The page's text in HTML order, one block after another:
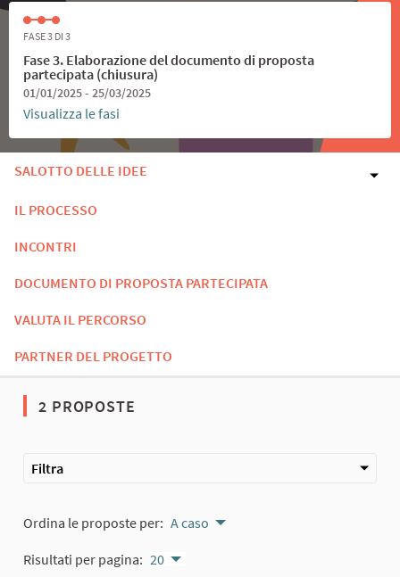
FASE 3 DI 3
Fase 3. Elaborazione del documento di proposta
partecipata (chiusura)
01/01/2025 - 25/03/2025
Visualizza le fasi
SALOTTO DELLE IDEE
IL PROCESSO
INCONTRI
DOCUMENTO DI PROPOSTA PARTECIPATA
VALUTA IL PERCORSO
PARTNER DEL PROGETTO
2 PROPOSTE
Filtra
Ordina le proposte per: A caso
Risultati per pagina: 20